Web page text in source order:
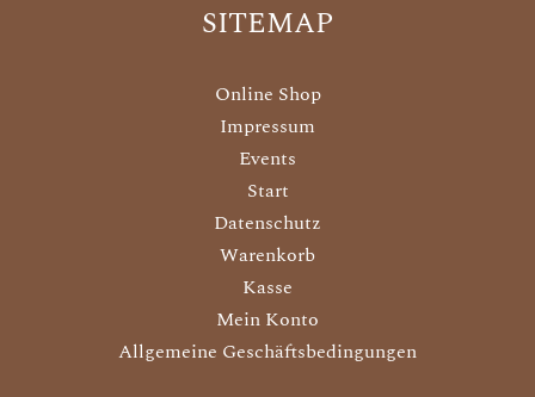
SITEMAP
Online Shop
Impressum
Events
Start
Datenschutz
Warenkorb
Kasse
Mein Konto
Allgemeine Geschäftsbedingungen